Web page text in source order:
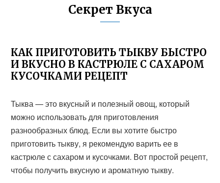
Секрет Вкуса
КАК ПРИГОТОВИТЬ ТЫКВУ БЫСТРО
И ВКУСНО В КАСТРЮЛЕ С САХАРОМ
КУСОЧКАМИ РЕЦЕПТ
Тыква — это вкусный и полезный овощ, который
можно использовать для приготовления
разнообразных блюд. Если вы хотите быстро
приготовить тыкву, я рекомендую варить ее в
кастрюле с сахаром и кусочками. Вот простой рецепт,
чтобы получить вкусную и ароматную тыкву.